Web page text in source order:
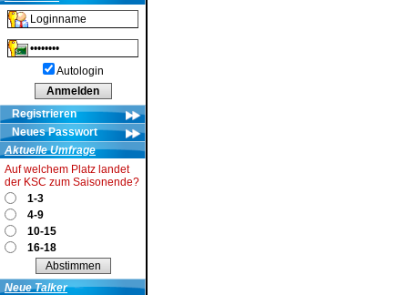
Autologin
Registrieren
Neues Passwort
Aktuelle Umfrage
Auf welchem Platz landet
der KSC zum Saisonende?
1-3
4-9
10-15
16-18
Neue Talker